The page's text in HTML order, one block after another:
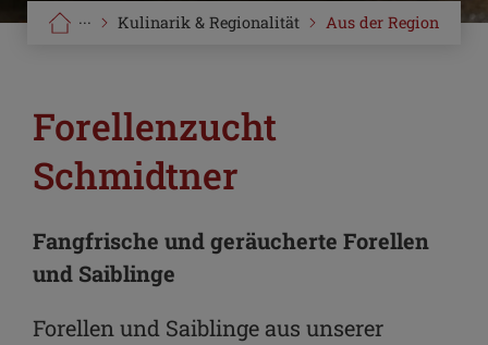
Aus der Region
Kulinarik & Regionalität
···
Forellenzucht
Schmidtner
Fangfrische und geräucherte Forellen
und Saiblinge
Forellen und Saiblinge aus unserer